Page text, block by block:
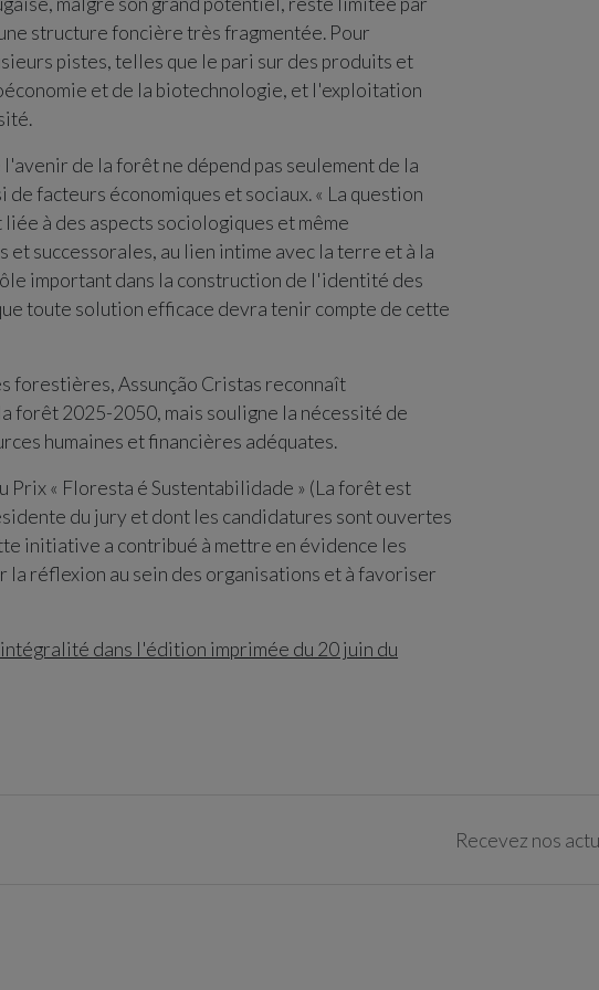
structure foncière très fragmentée. Pour
pistes, telles que le pari sur des produits et
et de la biotechnologie, et l'exploitation
de la forêt ne dépend pas seulement de la
facteurs économiques et sociaux. « La question
à des aspects sociologiques et même
successorales, au lien intime avec la terre et à la
important dans la construction de l'identité des
toute solution efficace devra tenir compte de cette
forestières, Assunção Cristas reconnaît
forêt 2025-2050, mais souligne la nécessité de
humaines et financières adéquates.
« Floresta é Sustentabilidade » (La forêt est
du jury et dont les candidatures sont ouvertes
initiative a contribué à mettre en évidence les
la réflexion au sein des organisations et à favoriser
dans l'édition imprimée du 20 juin du
Recevez nos